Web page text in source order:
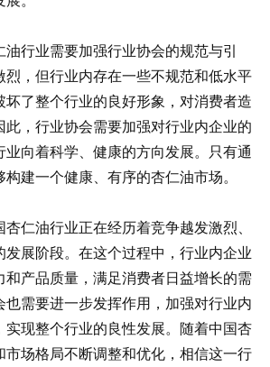
行业需要加强行业协会的规范与引
，但行业内存在一些不规范和低水平
坏了整个行业的良好形象，对消费者造
此，行业协会需要加强对行业内企业的
向着科学、健康的方向发展。只有通
建一个健康、有序的杏仁油市场。
油行业正在经历着竞争越发激烈、
展阶段。在这个过程中，行业内企业
和产品质量，满足消费者日益增长的需
需要进一步发挥作用，加强对行业内
现整个行业的良性发展。随着中国杏
场格局不断调整和优化，相信这一行